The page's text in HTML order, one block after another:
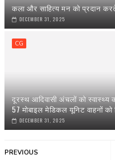
कला और साहित्य मन को प्रदान
DECEMBER 31, 2025
CG
दूरस्थ आदिवासी अंचलों को
57 मोबाइल मेडिकल यूनिट वाहनों को
DECEMBER 31, 2025
PREVIOUS